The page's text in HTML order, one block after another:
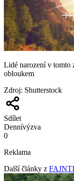
Lidé narození v tomto
obloukem
Zdroj: Shutterstock
Sdílet
Dennívýzva
0
Reklama
Další články z